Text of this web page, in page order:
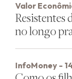
Valor
Resistentes
no longo
InfoMoney -